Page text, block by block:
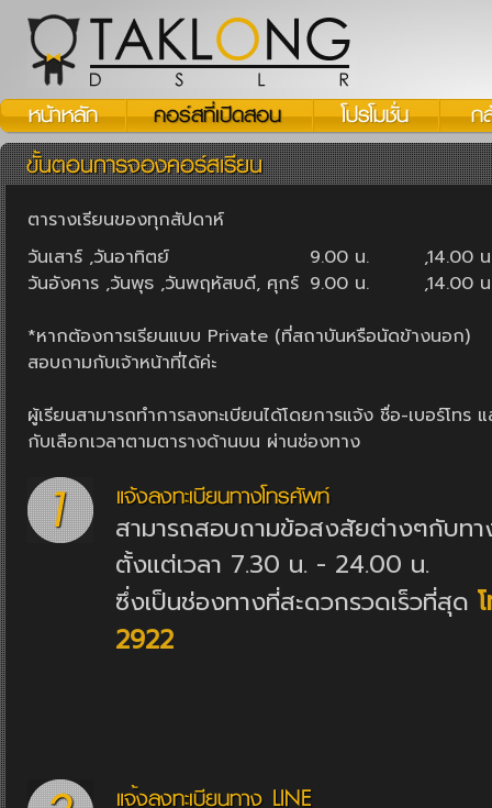
ตารางเรียนของทุกสัปดาห์
วันเสาร์ ,วันอาทิตย์
9.00 น.
,14.00
วันอังคาร ,วันพุธ ,วันพฤหัสบดี, ศุกร์ 9.00 น.
,14.00
*หากต้องการเรียนแบบ Private (ที่สถาบันหรือนัดข้างนอก)
สอบถามกับเจ้าหน้าที่ได้ค่ะ
ผู้เรียนสามารถทำการลงทะเบียนได้โดยการแจ้ง ชื่อ-เบอร์โทร
กับเลือกเวลาตามตารางด้านบน ผ่านช่องทาง
สามารถสอบถามข้อสงสัยต่างๆกับทา
ตั้งแต่เวลา 7.30 น. - 24.00 น.
ซึ่งเป็นช่องทางที่สะดวกรวดเร็วที่สุด
2922